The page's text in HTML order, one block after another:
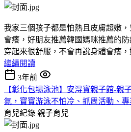
我家三個孩子都是怕熱且皮膚超嫩
會癢，好朋友推薦韓國媽咪推薦的
穿起來很舒服，不會再說身體會癢，
繼續閱讀
3年前
【彰化包場泳池】安淂寶親子館-親
氣，寶寶游泳不怕冷、抓周活動、
育兒紀錄 親子育兒